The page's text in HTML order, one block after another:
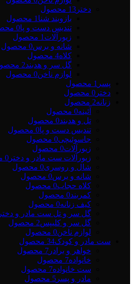
دختر 13 محصول
بازوبند شنا 1 محصول
تندیس دست و پا0 محصول
زیورآلات 1 محصول
شانه و برس0 محصول
کلاه4 محصول
گل سر و هدبند2 محصول
لوازم ناخن0 محصول
پسر 1 محصول
دختر 0 محصول
زنانه2 محصول
آئینه0 محصول
تل و هدبند0 محصول
تندیس دست و پا0 محصول
جاسوئیچی0 محصول
زیورآلات0 محصول
زیورآلات ست مادر و دختر 0 محصول
شال و روسری0 محصول
شانه و برس0 محصول
کلاه حجاب0 محصول
کمربند0 محصول
کیف زنانه0 محصول
گل سر و تل ست مادر و دختر
گل سر و کلیپس2 محصول
لوازم ناخن0 محصول
ست مادر و کودک34 محصول
خواهر و برادر 7 محصول
خانواده7 محصول
ست خانواده7 محصول
مادر و پسر 5 محصول